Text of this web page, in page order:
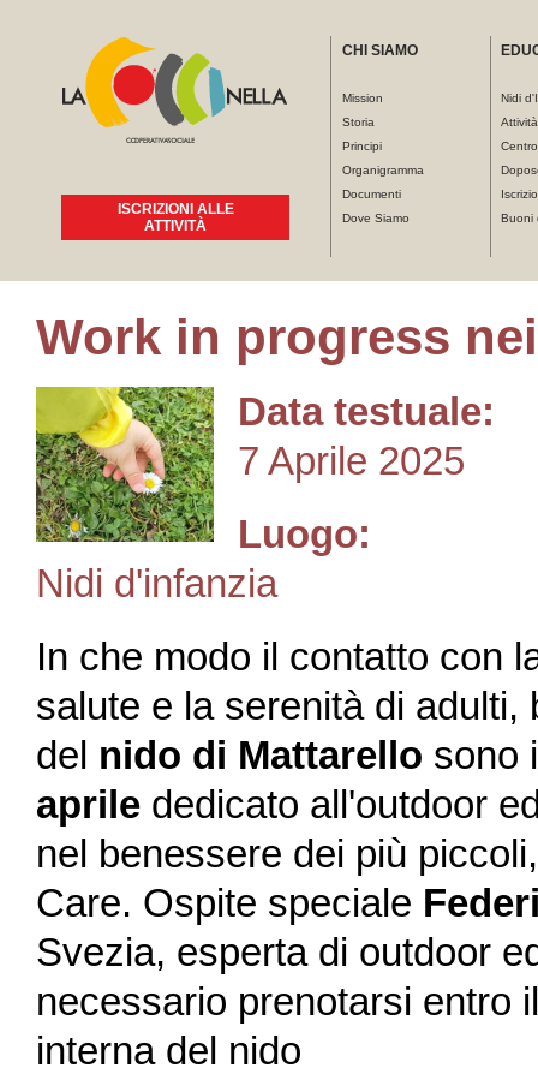
ISCRIZIONI ALLE
ATTIVITÀ
CHI SIAMO
Mission
Storia
Principi
Organigramma
Documenti
Dove Siamo
Nidi
Buoni
Tu sei qui
Work in progress
Data testuale:
7 Aprile 2025
Luogo:
Nidi d'infanzia
In che modo il contatto con
salute e la serenità di
del nido di Mattarello sono
aprile dedicato all'outdoor
nel benessere dei più
Care. Ospite speciale
Svezia, esperta di outdoor
necessario prenotarsi entro
interna del nido